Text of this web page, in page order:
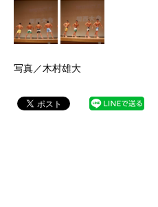
写真／木村雄大